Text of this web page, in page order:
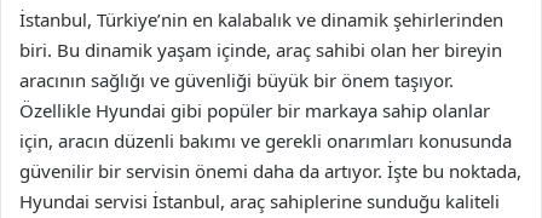
İstanbul, Türkiye’nin en kalabalık ve dinamik şehirlerinden
biri. Bu dinamik yaşam içinde, araç sahibi olan her bireyin
aracının sağlığı ve güvenliği büyük bir önem taşıyor.
Özellikle Hyundai gibi popüler bir markaya sahip olanlar
için, aracın düzenli bakımı ve gerekli onarımları konusunda
güvenilir bir servisin önemi daha da artıyor. İşte bu noktada,
Hyundai servisi İstanbul, araç sahiplerine sunduğu kaliteli